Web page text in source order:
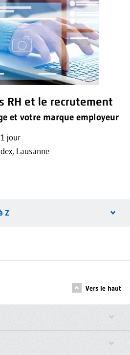
RH et le recrutement
et votre marque employeur
jour
Lausanne
Z
Vers le haut